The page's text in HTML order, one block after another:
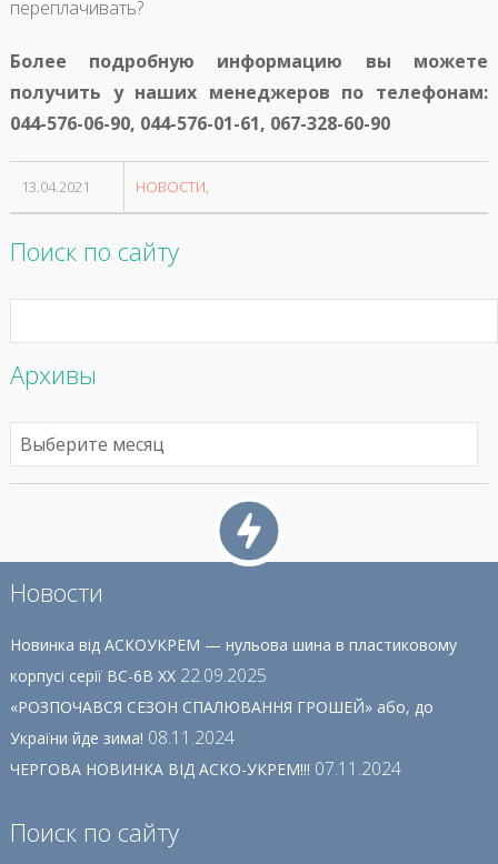
переплачивать?
Более подробную информацию вы можете
получить у наших менеджеров по телефонам:
044-576-06-90, 044-576-01-61, 067-328-60-90
13.04.2021 НОВОСТИ
Поиск по сайту
Архивы
Новости
Новинка від АСКОУКРЕМ — нульова шина в пластиковому
корпусі серії ВС-6В ХХ 22.09.2025
«РОЗПОЧАВСЯ СЕЗОН СПАЛЮВАННЯ ГРОШЕЙ» або, до
України йде зима! 08.11.2024
ЧЕРГОВА НОВИНКА ВІД АСКО-УКРЕМ!!! 07.11.2024
Поиск по сайту